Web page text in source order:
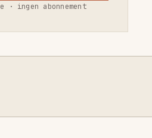
ingen abonnement